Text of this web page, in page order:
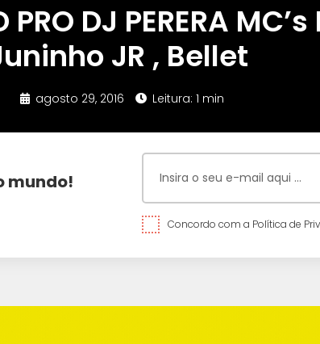
PRO DJ PERERA
JR , Bellet
agosto 29, 2016 Leitura: 1 min
mundo!
Concordo com a Política de